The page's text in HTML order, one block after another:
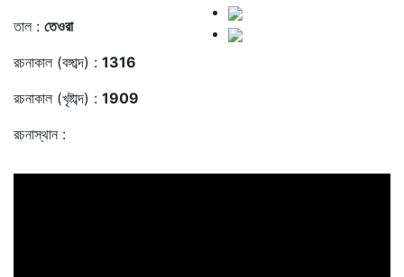
তাল : তেওরা
রচনাকাল (বঙ্গাব্দ) : 1316
রচনাকাল (খৃষ্টাব্দ) : 1909
রচনাস্থান :